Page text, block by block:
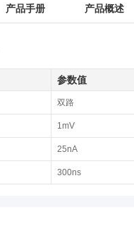
产品手册 产品概述
参数值
双路
1mV
25nA
300ns